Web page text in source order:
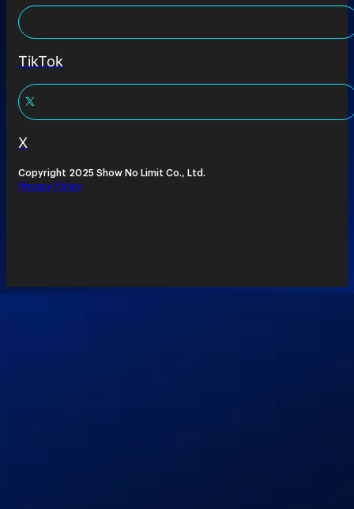
TikTok
X
Copyright 2025 Show No Limit Co., Ltd.
Privacy Policy